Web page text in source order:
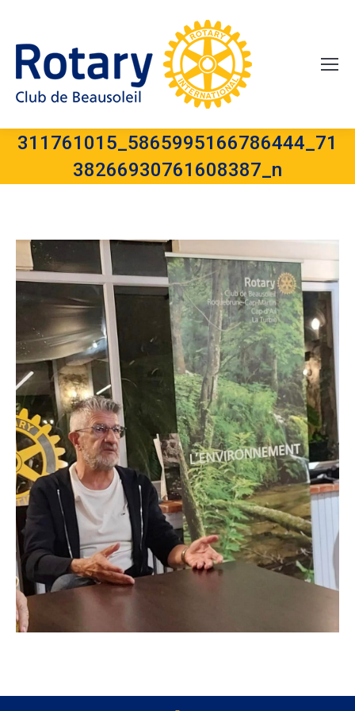
311761015_5865995166786444_71
38266930761608387_n